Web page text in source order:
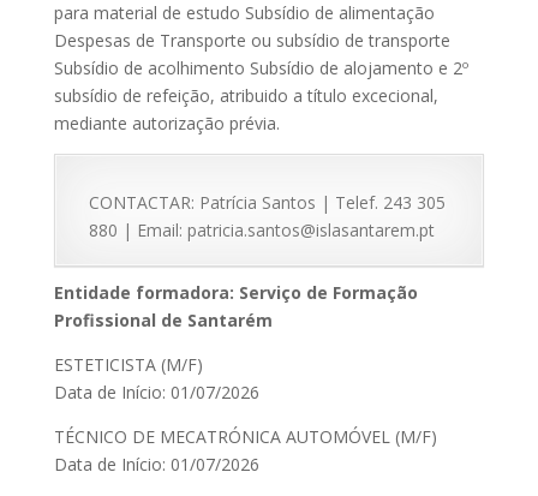
para material de estudo Subsídio de alimentação
Despesas de Transporte ou subsídio de transporte
Subsídio de acolhimento Subsídio de alojamento e 2º
subsídio de refeição, atribuido a título excecional,
mediante autorização prévia.
CONTACTAR: Patrícia Santos | Telef. 243 305
880 | Email: patricia.santos@islasantarem.pt
Entidade formadora: Serviço de Formação
Profissional de Santarém
ESTETICISTA (M/F)
Data de Início: 01/07/2026
TÉCNICO DE MECATRÓNICA AUTOMÓVEL (M/F)
Data de Início: 01/07/2026